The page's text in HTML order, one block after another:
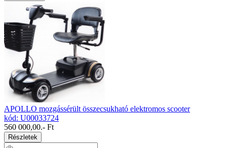
APOLLO mozgássérült összecsukható elektromos scooter
kód: U00033724
560 000,00.- Ft
Részletek